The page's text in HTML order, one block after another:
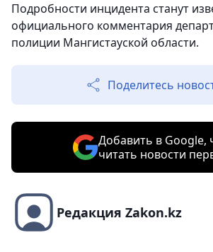
Подробности инцидента станут
официального комментария
полиции Мангистауской области.
Поделитесь
Добавить в Google,
читать новости
Редакция Zakon.kz